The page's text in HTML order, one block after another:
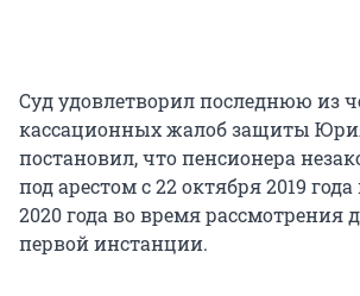
Суд удовлетворил последнюю из
кассационных жалоб защиты
постановил, что пенсионера
под арестом с 22 октября 2019
2020 года во время рассмотрения
первой инстанции.